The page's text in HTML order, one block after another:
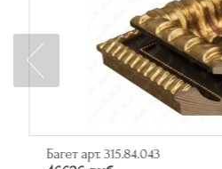
Багет арт. 315.84.043